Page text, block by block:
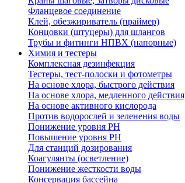
Фланцевое соединение
Клей, обезжириватель (праймер)
Концовки (штуцеры) для шлангов
Трубы и фитинги НПВХ (напорные)
Химия и тестеры
Комплексная дезинфекция
Тестеры, тест-полоски и фотометры
На основе хлора, быстрого действия
На основе хлора, медленного действия
На основе активного кислорода
Против водорослей и зеленения воды
Понижение уровня РН
Повышение уровня РН
Для станций дозирования
Коагулянты (осветление)
Понижение жесткости воды
Консервация бассейна